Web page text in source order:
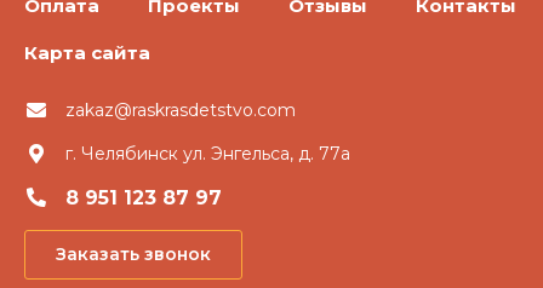
Оплата Проекты Отзывы Контакты
Карта сайта
zakaz@raskrasdetstvo.com
г. Челябинск ул. Энгельса, д. 77а
8 951 123 87 97
Заказать звонок